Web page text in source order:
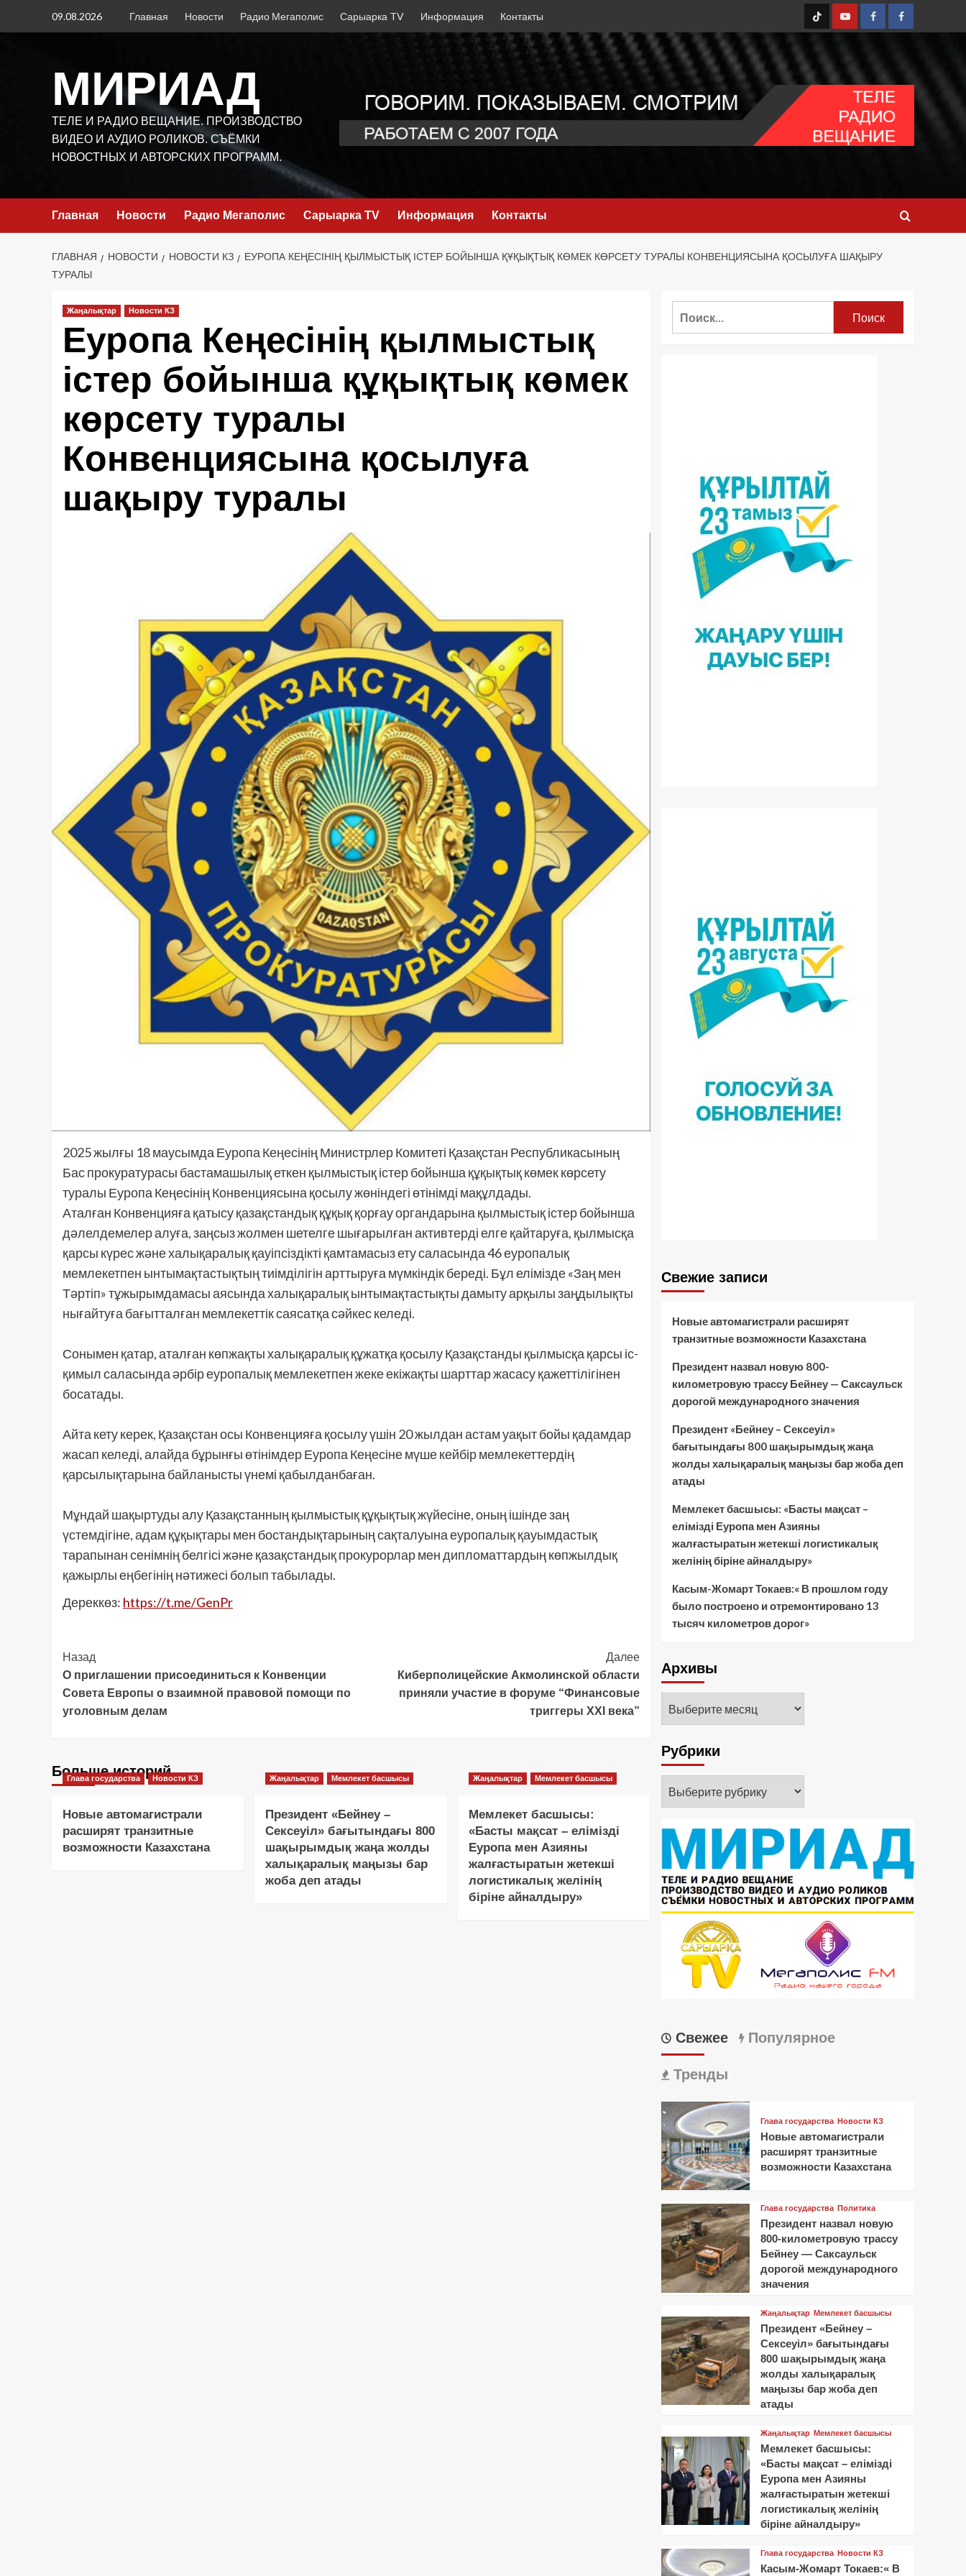
09.08.2026 Главная Новости Радио Мегаполис Сарыарка TV Информация Контакты
TT YoutubeFB1 FB2
МИРИАД
ТЕЛЕ И РАДИО ВЕЩАНИЕ. ПРОИЗВОДСТВО
ВИДЕО И АУДИО РОЛИКОВ. СЪЁМКИ
НОВОСТНЫХ И АВТОРСКИХ ПРОГРАММ.
Главная Новости Радио Мегаполис Сарыарка TV Информация Контакты
ГЛАВНАЯ НОВОСТИ НОВОСТИ КЗ
ЕУРОПА КЕҢЕСІНІҢ ҚЫЛМЫСТЫҚ ІСТЕР БОЙЫНША ҚҰҚЫҚТЫҚ КӨМЕК КӨРСЕТУ ТУРАЛЫ КОНВЕНЦИЯСЫНА ҚОСЫЛУҒА ШАҚЫРУ
ТУРАЛЫ
Жаңалықтар Новости КЗ
Еуропа Кеңесінің қылмыстық
істер бойынша құқықтық көмек
көрсету туралы
Конвенциясына қосылуға
шақыру туралы
2025 жылғы 18 маусымда Еуропа Кеңесінің Министрлер Комитеті Қазақстан Республикасының
Бас прокуратурасы бастамашылық еткен қылмыстық істер бойынша құқықтық көмек көрсету
туралы Еуропа Кеңесінің Конвенциясына қосылу жөніндегі өтінімді мақұлдады.
Аталған Конвенцияға қатысу қазақстандық құқық қорғау органдарына қылмыстық істер бойынша
дәлелдемелер алуға, заңсыз жолмен шетелге шығарылған активтерді елге қайтаруға, қылмысқа
қарсы күрес және халықаралық қауіпсіздікті қамтамасыз ету саласында 46 еуропалық
мемлекетпен ынтымақтастықтың тиімділігін арттыруға мүмкіндік береді. Бұл елімізде «Заң мен
Тәртіп» тұжырымдамасы аясында халықаралық ынтымақтастықты дамыту арқылы заңдылықты
нығайтуға бағытталған мемлекеттік саясатқа сәйкес келеді.
Сонымен қатар, аталған көпжақты халықаралық құжатқа қосылу Қазақстанды қылмысқа қарсы іс-
қимыл саласында әрбір еуропалық мемлекетпен жеке екіжақты шарттар жасасу қажеттілігінен
босатады.
Айта кету керек, Қазақстан осы Конвенцияға қосылу үшін 20 жылдан астам уақыт бойы қадамдар
жасап келеді, алайда бұрынғы өтінімдер Еуропа Кеңесіне мүше кейбір мемлекеттердің
қарсылықтарына байланысты үнемі қабылданбаған.
Мұндай шақыртуды алу Қазақстанның қылмыстық құқықтық жүйесіне, оның ішінде заң
үстемдігіне, адам құқықтары мен бостандықтарының сақталуына еуропалық қауымдастық
тарапынан сенімнің белгісі және қазақстандық прокурорлар мен дипломаттардың көпжылдық
қажырлы еңбегінің нәтижесі болып табылады.
Дереккөз: https://t.me/GenPr
Post
Navigation
Назад
О приглашении присоединиться к Конвенции
Совета Европы о взаимной правовой помощи по
уголовным делам
Далее
Киберполицейские Акмолинской области
приняли участие в форуме “Финансовые
триггеры XXI века”
Больше историй
Глава государства Новости КЗ
Новые автомагистрали
расширят транзитные
возможности Казахстана
Жаңалықтар Мемлекет басшысы
Президент «Бейнеу –
Сексеуіл» бағытындағы 800
шақырымдық жаңа жолды
халықаралық маңызы бар
жоба деп атады
Жаңалықтар Мемлекет басшысы
Мемлекет басшысы:
«Басты мақсат – елімізді
Еуропа мен Азияны
жалғастыратын жетекші
логистикалық желінің
біріне айналдыру»
Свежие записи
Новые автомагистрали расширят
транзитные возможности Казахстана
Президент назвал новую 800-
километровую трассу Бейнеу — Саксаульск
дорогой международного значения
Президент «Бейнеу – Сексеуіл»
бағытындағы 800 шақырымдық жаңа
жолды халықаралық маңызы бар жоба деп
атады
Мемлекет басшысы: «Басты мақсат –
елімізді Еуропа мен Азияны
жалғастыратын жетекші логистикалық
желінің біріне айналдыру»
Касым-Жомарт Токаев:« В прошлом году
было построено и отремонтировано 13
тысяч километров дорог»
Архивы
Рубрики
Свежее Популярное
Тренды
Глава государства Новости КЗ
Новые автомагистрали
расширят транзитные
возможности Казахстана
Глава государства Политика
Президент назвал новую
800-километровую трассу
Бейнеу — Саксаульск
дорогой международного
значения
Жаңалықтар Мемлекет басшысы
Президент «Бейнеу –
Сексеуіл» бағытындағы
800 шақырымдық жаңа
жолды халықаралық
маңызы бар жоба деп
атады
Жаңалықтар Мемлекет басшысы
Мемлекет басшысы:
«Басты мақсат – елімізді
Еуропа мен Азияны
жалғастыратын жетекші
логистикалық желінің
біріне айналдыру»
Глава государства Новости КЗ
Касым-Жомарт Токаев:« В